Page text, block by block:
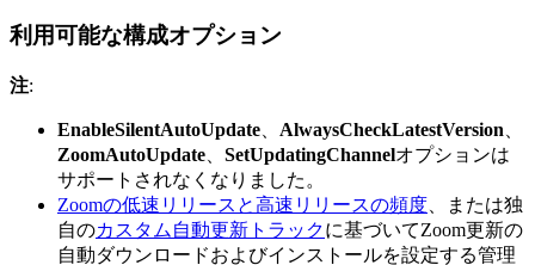
利用可能な構成オプション
注:
EnableSilentAutoUpdate AlwaysCheckLatestVersion
ZoomAutoUpdate
SetUpdatingChannelオプションは
サポートされなくなりました。
Zoomの低速リリースと高速リリースの頻度 、または独
自のカスタム自動更新トラックに基づいてZoom更新の
自動ダウンロードおよびインストールを設定する管理